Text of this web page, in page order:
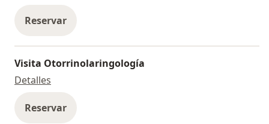
Reservar
Visita Otorrinolaringología
Detalles
Reservar